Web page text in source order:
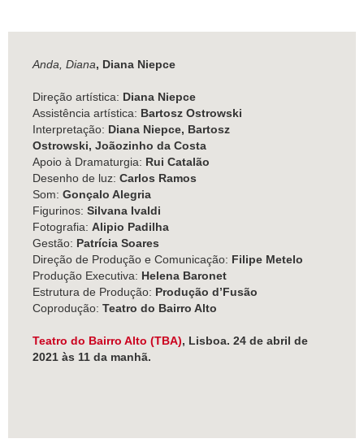
Anda, Diana, Diana Niepce
Direção artística: Diana Niepce
Assistência artística: Bartosz Ostrowski
Interpretação: Diana Niepce, Bartosz
Ostrowski, Joãozinho da Costa
Apoio à Dramaturgia: Rui Catalão
Desenho de luz: Carlos Ramos
Som: Gonçalo Alegria
Figurinos: Silvana Ivaldi
Fotografia: Alipio Padilha
Gestão: Patrícia Soares
Direção de Produção e Comunicação: Filipe Metelo
Produção Executiva: Helena Baronet
Estrutura de Produção: Produção d’Fusão
Coprodução: Teatro do Bairro Alto
Teatro do Bairro Alto (TBA), Lisboa. 24 de abril de
2021 às 11 da manhã.